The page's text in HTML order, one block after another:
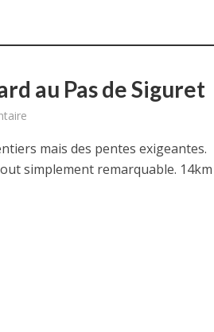
au Pas de Siguret
mais des pentes exigeantes.
simplement remarquable. 14km